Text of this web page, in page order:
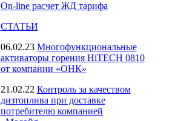
On-line расчет ЖД тарифа
СТАТЬИ
06.02.23 Многофункциональные
активаторы горения HiTECH 0810
от компании «ОНК»
21.02.22 Контроль за качеством
дизтоплива при доставке
потребителю компанией